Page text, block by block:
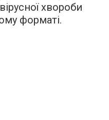
хвороби
форматі.